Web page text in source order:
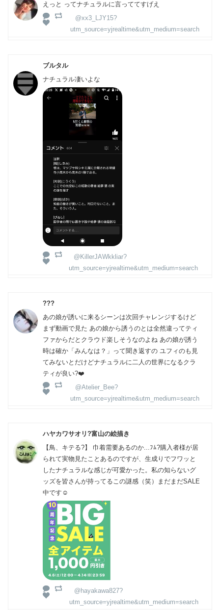
えっと ってナチュラルに言っててすげえ
@xx3_LJY15?
utm_source=yjrealtime&utm_medium=search
ブルタル
ナチュラル凄いよな
@KillerJAWkkliar?
utm_source=yjrealtime&utm_medium=search
???
あの娘が誘いに来るシーンは次回チャレンジするけど
まず動画で見た あの娘から誘うのとは全然違ってティ
ファからだとクラウド楽しそうなのよね あの娘が誘う
時は確か「みんなは？」って聞き返すの ユフィのも見
てみないとだけどナチュラルに二人の世界になるクラ
ティが良い?❤️
@Atelier_Bee?
utm_source=yjrealtime&utm_medium=search
ハヤカワサオリ?富山の絵描き
【鳥、キテる?】 巾着需要あるのか...ﾌﾑ?購入者様が居
られて実物見たことあるのですが、生成りでフワッと
したナチュラルな感じが可愛かった。私の知らないグ
ッズを皆さんが持ってるこの謎感（笑）まだまだSALE
中です☺️
@hayakawa827?
utm_source=yjrealtime&utm_medium=search